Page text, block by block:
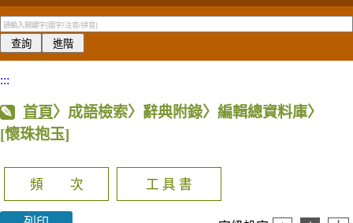
:::
首頁〉成語檢索〉辭典附錄〉編輯總資料庫〉
[懷珠抱玉]
頻 次 工 具 書